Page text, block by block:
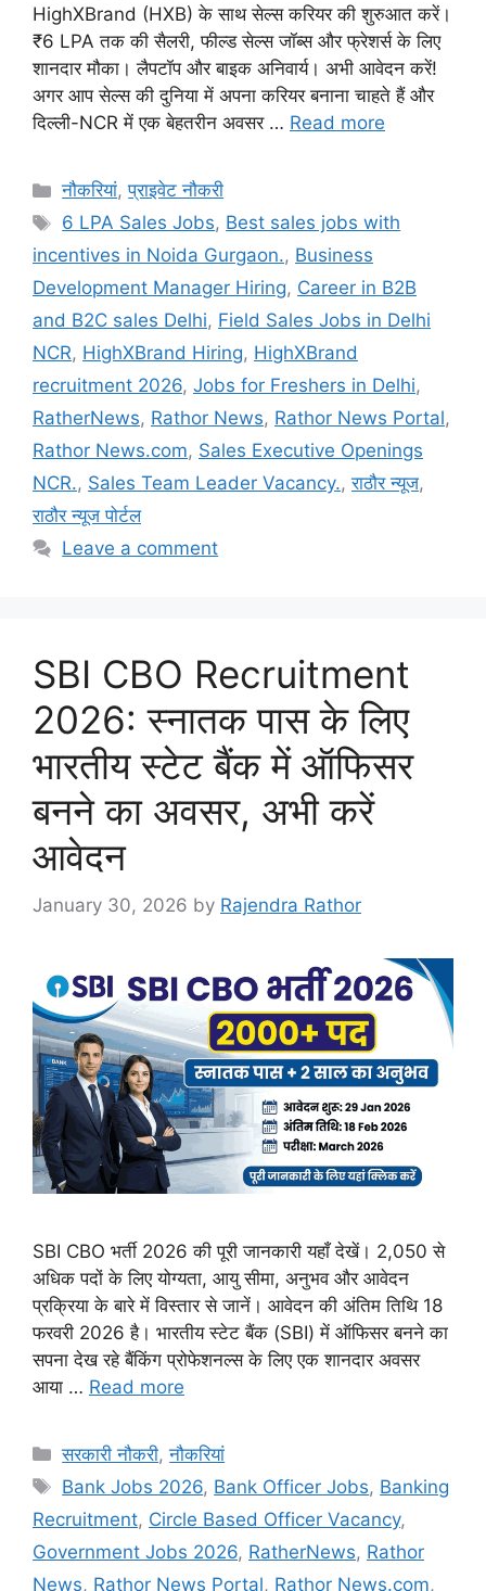
HighXBrand (HXB) के साथ सेल्स करियर की शुरुआत करें।
₹6 LPA तक की सैलरी, फील्ड सेल्स जॉब्स और फ्रेशर्स के लिए
शानदार मौका। लैपटॉप और बाइक अनिवार्य। अभी आवेदन करें!
अगर आप सेल्स की दुनिया में अपना करियर बनाना चाहते हैं और
दिल्ली-NCR में एक बेहतरीन अवसर … Read more
Categories
नौकरियां,प्राइवेट नौकरी
Tags
6 LPA Sales Jobs, Best sales jobs with
incentives in Noida Gurgaon., Business
Development Manager Hiring, Career in B2B
and B2C sales Delhi, Field Sales Jobs in Delhi
NCR, HighXBrand Hiring, HighXBrand
recruitment 2026, Jobs for Freshers in Delhi,
RatherNews, Rathor News, Rathor News Portal,
Rathor News.com, Sales Executive Openings
NCR., Sales Team Leader Vacancy.,राठौर न्यूज,
राठौर न्यूज पोर्टल
Leave a comment
SBI CBO Recruitment
2026: स्नातक पास के लिए
भारतीय स्टेट बैंक में ऑफिसर
बनने का अवसर, अभी करें
आवेदन
January 30, 2026 by Rajendra Rathor
SBI CBO भर्ती 2026 की पूरी जानकारी यहाँ देखें। 2,050 से
अधिक पदों के लिए योग्यता, आयु सीमा, अनुभव और आवेदन
प्रक्रिया के बारे में विस्तार से जानें। आवेदन की अंतिम तिथि 18
फरवरी 2026 है। भारतीय स्टेट बैंक (SBI) में ऑफिसर बनने का
सपना देख रहे बैंकिंग प्रोफेशनल्स के लिए एक शानदार अवसर
आया … Read more
Categories
सरकारी नौकरी,नौकरियां
Tags
Bank Jobs 2026, Bank Officer Jobs, Banking
Recruitment, Circle Based Officer Vacancy,
Government Jobs 2026, RatherNews, Rathor
News, Rathor News Portal, Rathor News.com,